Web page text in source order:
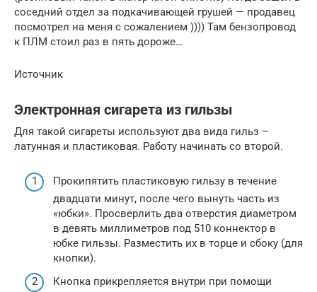
соседний отдел за подкачивающей грушей — продавец
посмотрел на меня с сожалением )))) Там бензопровод
к ПЛМ стоил раз в пять дороже…
Источник
Электронная сигарета из гильзы
Для такой сигареты используют два вида гильз –
латунная и пластиковая. Работу начинать со второй.
Прокипятить пластиковую гильзу в течение
двадцати минут, после чего вынуть часть из
«юбки». Просверлить два отверстия диаметром
в девять миллиметров под 510 коннектор в
юбке гильзы. Разместить их в торце и сбоку (для
кнопки).
Кнопка прикрепляется внутри при помощи